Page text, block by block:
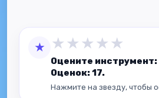
★ ★ ★ ★ ★ ★
Оцените инструмент:
Оценок: 17.
Нажмите на звезду, чтобы